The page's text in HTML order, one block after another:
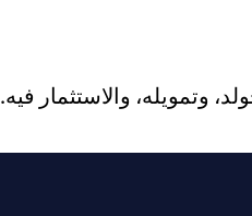
وتمويله، والاستثمار فيه.